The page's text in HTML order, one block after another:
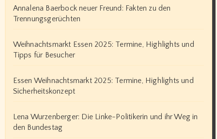
Annalena Baerbock neuer Freund: Fakten zu den
Trennungsgerüchten
Weihnachtsmarkt Essen 2025: Termine, Highlights und
Tipps für Besucher
Essen Weihnachtsmarkt 2025: Termine, Highlights und
Sicherheitskonzept
Lena Wurzenberger: Die Linke-Politikerin und ihr Weg in
den Bundestag